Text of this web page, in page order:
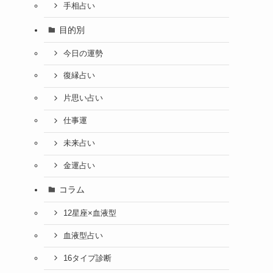
手相占い
目的別
今日の運勢
復縁占い
片思い占い
仕事運
未来占い
金運占い
コラム
12星座×血液型
血液型占い
16タイプ診断